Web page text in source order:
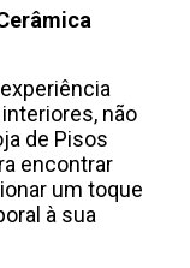
não
de Pisos
encontrar
um toque
à sua